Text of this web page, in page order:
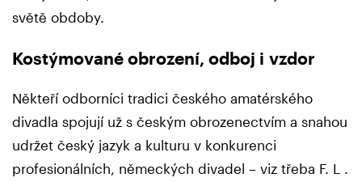
světě obdoby.
Kostýmované obrození, odboj i vzdor
Někteří odborníci tradici českého amatérského
divadla spojují už s českým obrozenectvím a snahou
udržet český jazyk a kulturu v konkurenci
profesionálních, německých divadel – viz třeba F. L .